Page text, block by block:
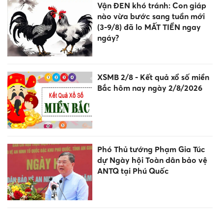
Vận ĐEN khó tránh: Con giáp
nào vừa bước sang tuần mới
(3-9/8) đã lo MẤT TIỀN ngay
ngáy?
XSMB 2/8 - Kết quả xổ số miền
Bắc hôm nay ngày 2/8/2026
Phó Thủ tướng Phạm Gia Túc
dự Ngày hội Toàn dân bảo vệ
ANTQ tại Phú Quốc